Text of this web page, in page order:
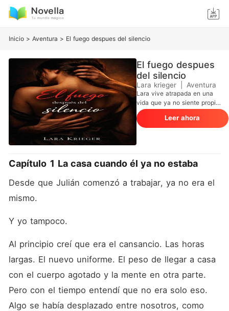
Inicio > Aventura > El fuego despues del silencio
El fuego despues
del silencio
Lara krieger Aventura
Lara vive atrapada en una
vida que ya no siente propia.
Un matrimonio desgastado,
noches sin deseo y una
rutina que la apaga
terminó de cerrar. Tomás no
cuerpo que su piel reconoce,
se vuelve cada vez más
intensa, Lara queda
atrapada entre la seguridad
de lo prohibido. El fuego
después del silencio es una
novela erótica cargada de
tensión emocional, donde el
Leer ahora
Capítulo 1 La casa cuando él ya no estaba
Desde que Julián comenzó a trabajar, ya no era el
mismo.
Y yo tampoco.
Al principio creí que era el cansancio. Las horas
largas. El nuevo uniforme. El peso de llegar a casa
con el cuerpo agotado y la mente en otra parte.
Pero con el tiempo entendí que no era solo eso.
Algo se había desplazado entre nosotros, como